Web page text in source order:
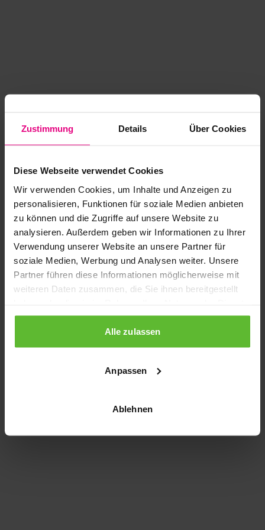
Zustimmung Details Über Cookies
Diese Webseite verwendet Cookies
Wir verwenden Cookies, um Inhalte und Anzeigen zu
personalisieren, Funktionen für soziale Medien anbieten
zu können und die Zugriffe auf unsere Website zu
analysieren. Außerdem geben wir Informationen zu Ihrer
Verwendung unserer Website an unsere Partner für
soziale Medien, Werbung und Analysen weiter. Unsere
Partner führen diese Informationen möglicherweise mit
weiteren Daten zusammen, die Sie ihnen bereitgestellt
gesammelt haben.
Alle zulassen
Anpassen
Ablehnen
Application error: a client-side exception has occurred
loading www.kurzwego.de (see the browser console for more
information).